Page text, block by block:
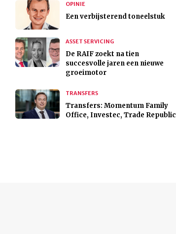
OPINIE
Een verbijsterend toneelstuk
ASSET SERVICING
De RAIF zoekt na tien
succesvolle jaren een nieuwe
groeimotor
TRANSFERS
Transfers: Momentum Family
Office, Investec, Trade Republic